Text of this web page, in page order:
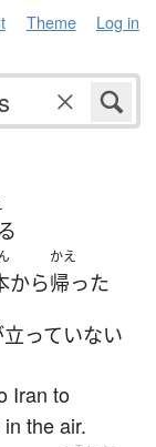
Theme Log in
から
かえ
帰った
っていない
Iran to
the air.